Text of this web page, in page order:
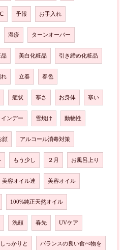
予報 お手入れ
湿疹 ターンオーバー
品 美白化粧品 引き締め化粧品
れ 立春 春色
症状 寒さ お身体 寒い
ンデー 雪焼け 動物性
顔 アルコール消毒対策
もう少し ２月 お風呂上り
美容オイル達 美容オイル
100%純正天然オイル
洗顔 春先 UVケア
っかりと バランスの良い食べ物を